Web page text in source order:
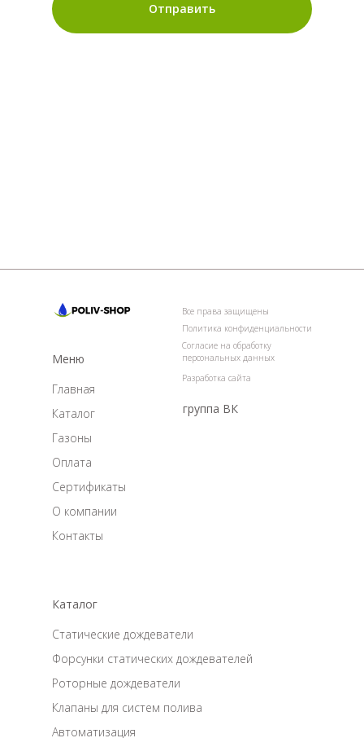
Отправить
Главная
Все права защищены
Политика конфиденциальности
Разработка сайта
Согласие на обработку
персональных данных
Каталог
Газоны
Оплата
Сертификаты
О компании
Контакты
Статические дождеватели
Форсунки статических дождевателей
Роторные дождеватели
Клапаны для систем полива
Автоматизация
Меню
Каталог
группа ВК